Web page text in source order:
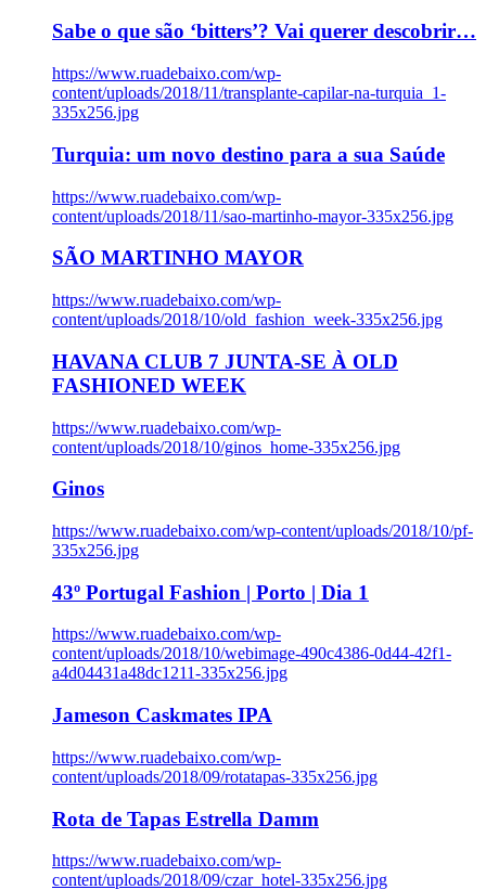
Sabe o que são ‘bitters’? Vai querer descobrir…
https://www.ruadebaixo.com/wp-
content/uploads/2018/11/transplante-capilar-na-turquia_1-
335x256.jpg
Turquia: um novo destino para a sua Saúde
https://www.ruadebaixo.com/wp-
content/uploads/2018/11/sao-martinho-mayor-335x256.jpg
SÃO MARTINHO MAYOR
https://www.ruadebaixo.com/wp-
content/uploads/2018/10/old_fashion_week-335x256.jpg
HAVANA CLUB 7 JUNTA-SE À OLD
FASHIONED WEEK
https://www.ruadebaixo.com/wp-
content/uploads/2018/10/ginos_home-335x256.jpg
Ginos
https://www.ruadebaixo.com/wp-content/uploads/2018/10/pf-
335x256.jpg
43º Portugal Fashion | Porto | Dia 1
https://www.ruadebaixo.com/wp-
content/uploads/2018/10/webimage-490c4386-0d44-42f1-
a4d04431a48dc1211-335x256.jpg
Jameson Caskmates IPA
https://www.ruadebaixo.com/wp-
content/uploads/2018/09/rotatapas-335x256.jpg
Rota de Tapas Estrella Damm
https://www.ruadebaixo.com/wp-
content/uploads/2018/09/czar_hotel-335x256.jpg